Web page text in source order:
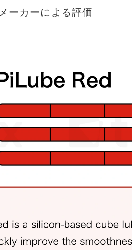
メーカーによる評価